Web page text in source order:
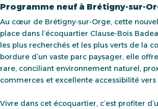
Programme neuf à Brétigny-sur-
Au cœur de Brétigny-sur-Orge, cette
place dans l’écoquartier Clause-Bois
les plus recherchés et les plus verts de la
bordure d’un vaste parc paysager, elle
rare, conciliant environnement naturel,
commerces et excellente accessibilité vers
Vivre dans cet écoquartier, c’est profiter